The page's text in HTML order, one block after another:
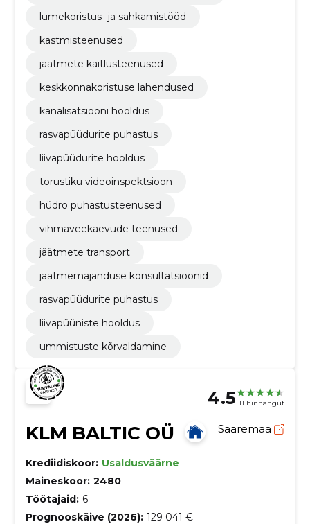
lumekoristus- ja sahkamistööd
kastmisteenused
jäätmete käitlusteenused
keskkonnakoristuse lahendused
kanalisatsiooni hooldus
rasvapüüdurite puhastus
liivapüüdurite hooldus
torustiku videoinspektsioon
hüdro puhastusteenused
vihmaveekaevude teenused
jäätmete transport
jäätmemajanduse konsultatsioonid
rasvapüüdurite puhastus
liivapüüniste hooldus
ummistuste kõrvaldamine
4.5 11 hinnangut
KLM BALTIC OÜ Saaremaa
Krediidiskoor: Usaldusväärne
Maineskoor: 2480
Töötajaid: 6
Prognooskäive (2026): 129 041 €